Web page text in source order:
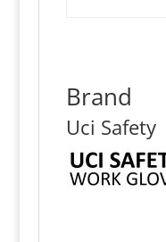
Brand
Uci Safety